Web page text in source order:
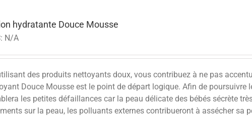
hydratante Douce Mousse
N/A
des produits nettoyants doux, vous contribuez à ne pas
Douce Mousse est le point de départ logique. Afin de
les petites défaillances car la peau délicate des bébés sécrète
sur la peau, les polluants externes contribueront à assécher sa